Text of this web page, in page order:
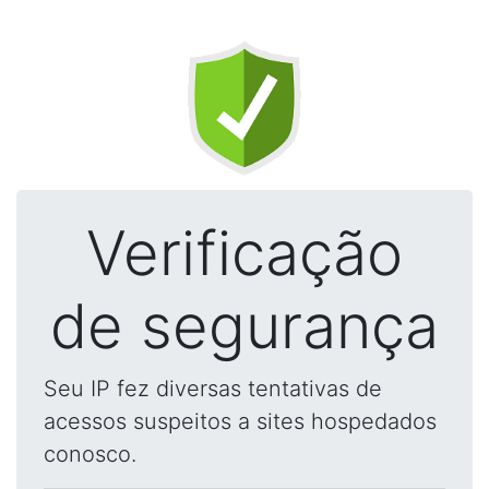
Verificação
de segurança
Seu IP fez diversas tentativas de
acessos suspeitos a sites hospedados
conosco.